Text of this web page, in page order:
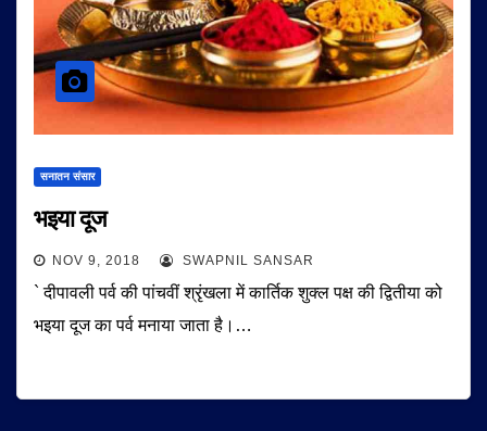
सनातन संसार
भइया दूज
NOV 9, 2018 SWAPNIL SANSAR
` दीपावली पर्व की पांचवीं श्रृंखला में कार्तिक शुक्ल पक्ष की द्वितीया को
भइया दूज का पर्व मनाया जाता है।…